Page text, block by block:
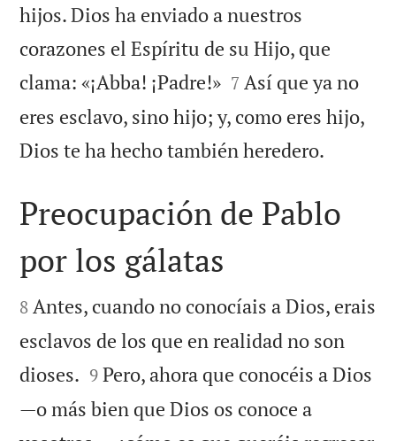
hijos. Dios ha enviado a nuestros
corazones el Espíritu de su Hijo, que
clama: «¡Abba! ¡Padre!»
7 Así que ya no
eres esclavo, sino hijo; y, como eres hijo,
Dios te ha hecho también heredero.

Preocupación de Pablo
por los gálatas

8 Antes, cuando no conocíais a Dios, erais
esclavos de los que en realidad no son
dioses. 

9 Pero, ahora que conocéis a Dios
—o más bien que Dios os conoce a